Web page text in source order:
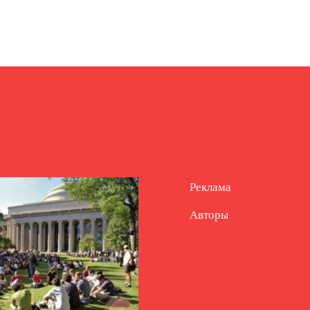
Реклама
Авторы